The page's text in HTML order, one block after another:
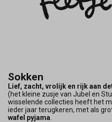
Sokken
Lief, zacht, vrolijk en rijk aan
(het kleine zusje van Jubel en
wisselende collecties heeft het
ieder jaar terugkeren, met als
wafel pyjama